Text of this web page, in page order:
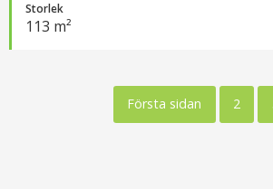
Storlek
113 m²
Första sidan 2